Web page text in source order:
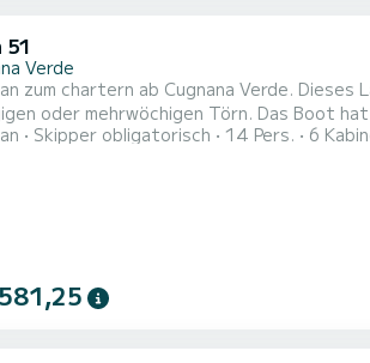
51
Verde
zum chartern ab Cugnana Verde.
Törn. Das Boot hat 6 Kabinen mit allem Komfort und eine Kapazität von 14 Personen. Mit einer
von 15 Metern wird es Ihr perfekter
Skipper obligatorisch 14 Pers. 6